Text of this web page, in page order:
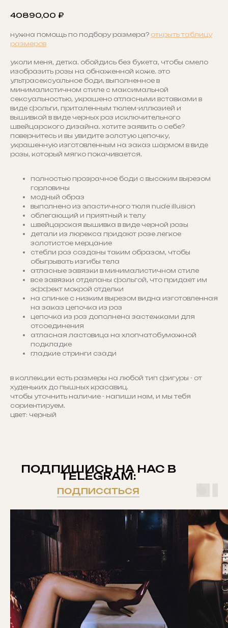
40890,00 ₽
нужна помощь по подбору размера? открыть таблицу
размеров
уколи меня, детка. обойдись без букета, чтобы смело
изобразить розы на обнаженной коже. это
ультрасексуальное боди, выполненное в
минималистичном стиле с максимальной
сексуальностью, украшено атласными вставками в
виде фольги, приталенным тюлем-иллюзией и
вышивкой в виде черных роз исключительного
швейцарского дизайна. хотите заявить о себе?
повернитесь и вы увидите золотую цепочку,
украшенную изготовленным на заказ шармом в виде
розы, который мягко покачивается.
полностью прозрачное боди с высоким вырезом
горловины
модный образ
выполнено из эластичного тюля nude illusion
облегающий и приятный к телу
швейцарская вышивка в виде черной розы
детали из люрекса придают розе легкое
золотистое мерцание
стебли роз созданы таким образом, чтобы
обыгрывать изгибы тела
атласные завязки в минималистичном стиле
все завязки отделаны фольгой, что придает им
эффект мокрой отделки
на спинке с низким вырезом видна изготовленная
на заказ цепочка из роз
цепочка из роз дополнена застежками для
отсоединения
атласная ластовица на хлопчатобумажной
подкладке
гладкие стринги сзади
в коллекции есть размеры на любой тип фигуры - от
худеньких до пышных красавиц.
чтобы уточнить наличие - напиши нам, и мы тебя
сориентируем.
цвет: черный
ПОДПИШИСЬ НА НАС В
TELEGRAM:
подписаться